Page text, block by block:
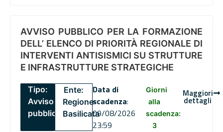
AVVISO PUBBLICO PER LA FORMAZIONE
DELL’ ELENCO DI PRIORITÀ REGIONALE DI
INTERVENTI ANTISISMICI SU STRUTTURE
E INFRASTRUTTURE STRATEGICHE
Tipo:
Avviso
pubblico
Ente:
Regione
Basilicata
Data di
scadenza:
09/08/2026
23:59
Giorni
alla
scadenza:
3
Maggiori
dettagli